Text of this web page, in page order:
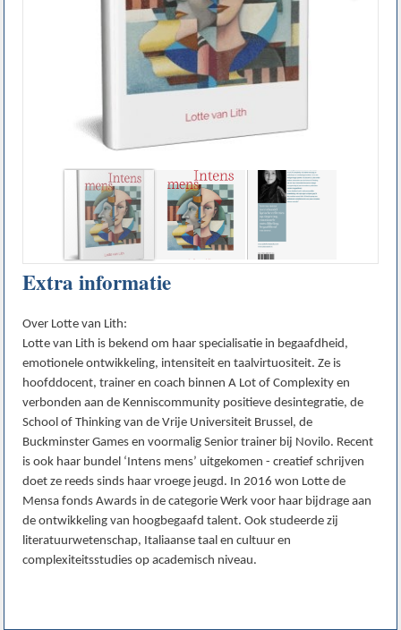
Extra informatie
Over Lotte van Lith:
Lotte van Lith is bekend om haar specialisatie in begaafdheid,
emotionele ontwikkeling, intensiteit en taalvirtuositeit. Ze is
hoofddocent, trainer en coach binnen A Lot of Complexity en
verbonden aan de Kenniscommunity positieve desintegratie, de
School of Thinking van de Vrije Universiteit Brussel, de
Buckminster Games en voormalig Senior trainer bij Novilo. Recent
is ook haar bundel ‘Intens mens’ uitgekomen - creatief schrijven
doet ze reeds sinds haar vroege jeugd. In 2016 won Lotte de
Mensa fonds Awards in de categorie Werk voor haar bijdrage aan
de ontwikkeling van hoogbegaafd talent. Ook studeerde zij
literatuurwetenschap, Italiaanse taal en cultuur en
complexiteitsstudies op academisch niveau.